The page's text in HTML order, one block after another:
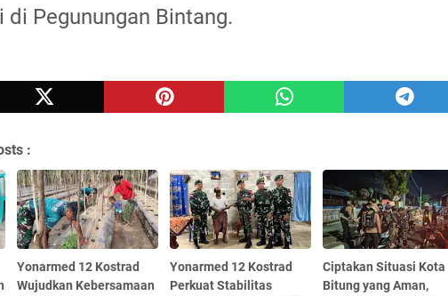
di Pegunungan Bintang.
:
Yonarmed 12 Kostrad
Wujudkan Kebersamaan
Yonarmed 12 Kostrad
Perkuat Stabilitas
Ciptakan Situasi Kota
Bitung yang Aman,